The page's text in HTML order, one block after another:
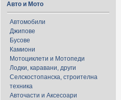
Авто и Мото
Автомобили
Джипове
Бусове
Камиони
Мотоциклети и Мотопеди
Лодки, каравани, други
Селскостопанска, строителна
техника
Авточасти и Аксесоари